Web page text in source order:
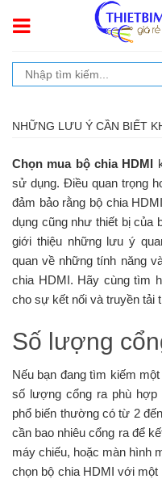
NHỮNG LƯU Ý CẦN BIẾT
Chọn mua bộ chia HDMI
sử dụng. Điều quan trọng
đảm bảo rằng bộ chia
dụng cũng như thiết bị của
giới thiệu những lưu ý
quan về những tính năng
chia HDMI. Hãy cùng tìm
cho sự kết nối và truyền tải
Số lượng
Nếu bạn đang tìm kiếm
số lượng cổng ra phù hợp
phổ biến thường có từ 2
cần bao nhiêu cổng ra để
máy chiếu, hoặc màn hình
chọn bộ chia HDMI với